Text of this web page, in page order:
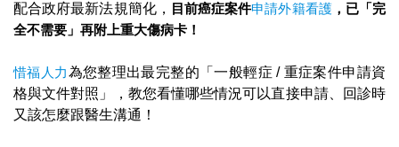
配合政府最新法規簡化， 目前癌症案件申請外籍看護，已「完
全不需要」再附上重大傷病卡！
惜福人力為您整理出最完整的「一般輕症 / 重症案件申請資
格與文件對照」，教您看懂哪些情況可以直接申請、回診時
又該怎麼跟醫生溝通！